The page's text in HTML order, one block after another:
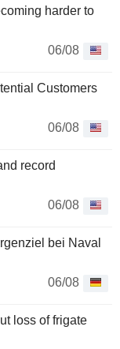
harder to
06/08
Customers
06/08
record
06/08
bei Naval
06/08
loss of frigate